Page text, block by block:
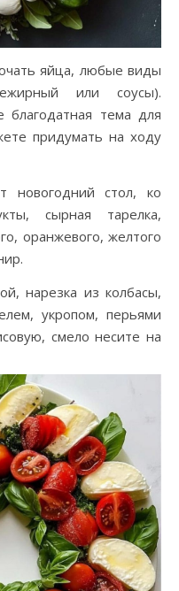
яйца, любые виды
или соусы).
тема для
придумать на ходу
новогодний стол, ко
сырная тарелка,
оранжевого, желтого
нарезка из колбасы,
укропом, перьями
смело несите на